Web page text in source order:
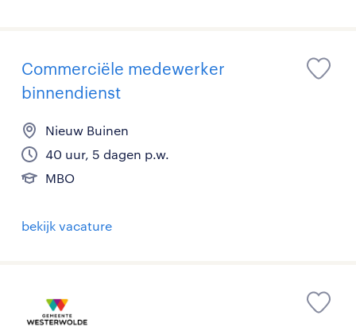
Commerciële medewerker
binnendienst
Nieuw Buinen
40 uur, 5 dagen p.w.
MBO
bekijk vacature